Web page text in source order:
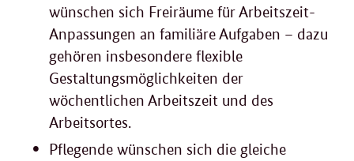
wünschen sich Freiräume für Arbeitszeit-
Anpassungen an familiäre Aufgaben – dazu
gehören insbesondere flexible
Gestaltungsmöglichkeiten der
wöchentlichen Arbeitszeit und des
Arbeitsortes.
Pflegende wünschen sich die gleiche